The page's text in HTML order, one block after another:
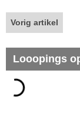
Vorig artikel
Looopings